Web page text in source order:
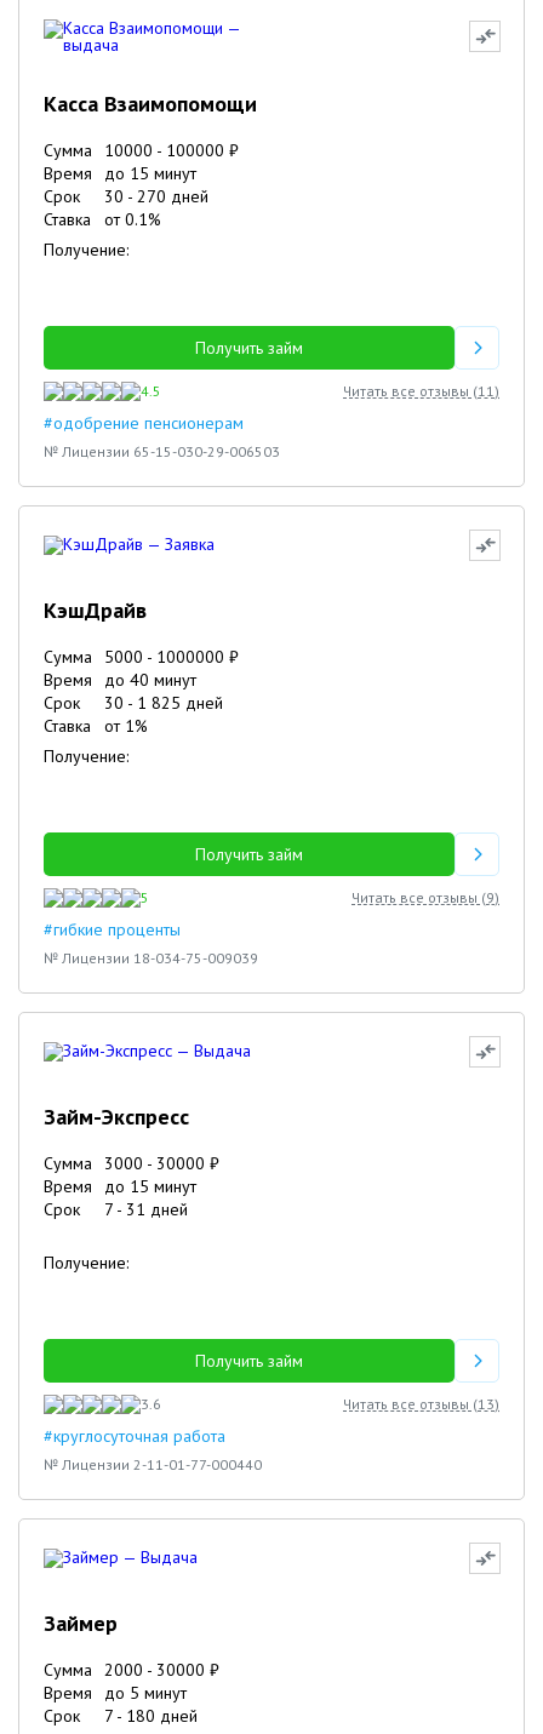
Касса Взаимопомощи
Сумма 10000 - 100000 ₽
Время
до 15 минут
Срок
30 - 270 дней
Ставка
от0.1%
Получение:
Получить займ
4.5 Читать все отзывы (11)
#одобрение пенсионерам
№ Лицензии 65-15-030-29-006503
КэшДрайв
Сумма 5000 - 1000000 ₽
Время
до 40 минут
Срок
30 - 1 825 дней
Ставка
от 1%
Получение:
Получить займ
5 Читать все отзывы (9)
#гибкие проценты
№ Лицензии 18-034-75-009039
Займ-Экспресс
Сумма 3000 - 30000 ₽
Время
до 15 минут
Срок
7 - 31 дней
Получение:
Получить займ
3.6 Читать все отзывы (13)
#круглосуточная работа
№ Лицензии 2-11-01-77-000440
Займер
Сумма 2000 - 30000 ₽
Время
до 5 минут
Срок
7 - 180 дней